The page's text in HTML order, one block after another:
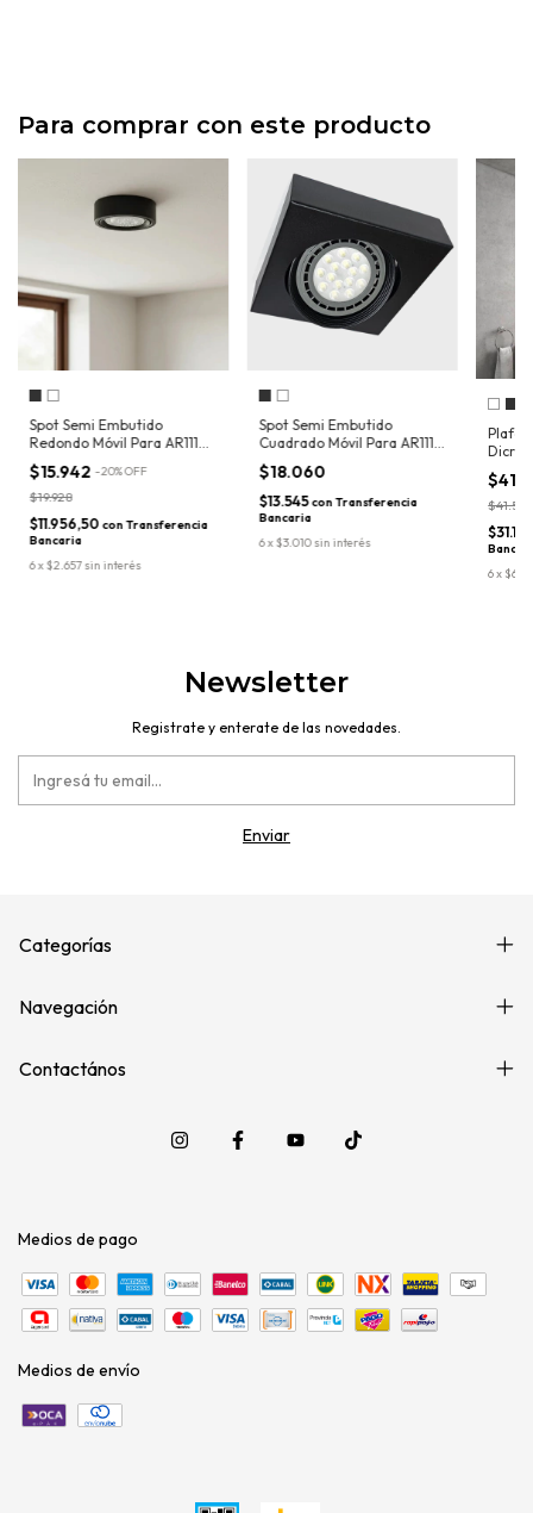
Para comprar con este producto
Spot Semi Embutido
Redondo Móvil Para AR111
Led Gu10 220v
$15.942 -20%OFF
$19.928
$11.956,50 con Transferencia
Bancaria
6x$2.657sin interés
Spot Semi Embutido
Cuadrado Móvil Para AR111
Led Gu10 220v
$18.060
$13.545conTransferencia
Bancaria
6x$3.010sin interés
Plafon
$41.575
6x
Newsletter
Registrate y enterate de las novedades.
Categorías
Navegación
Contactános
Medios de pago
Medios de envío